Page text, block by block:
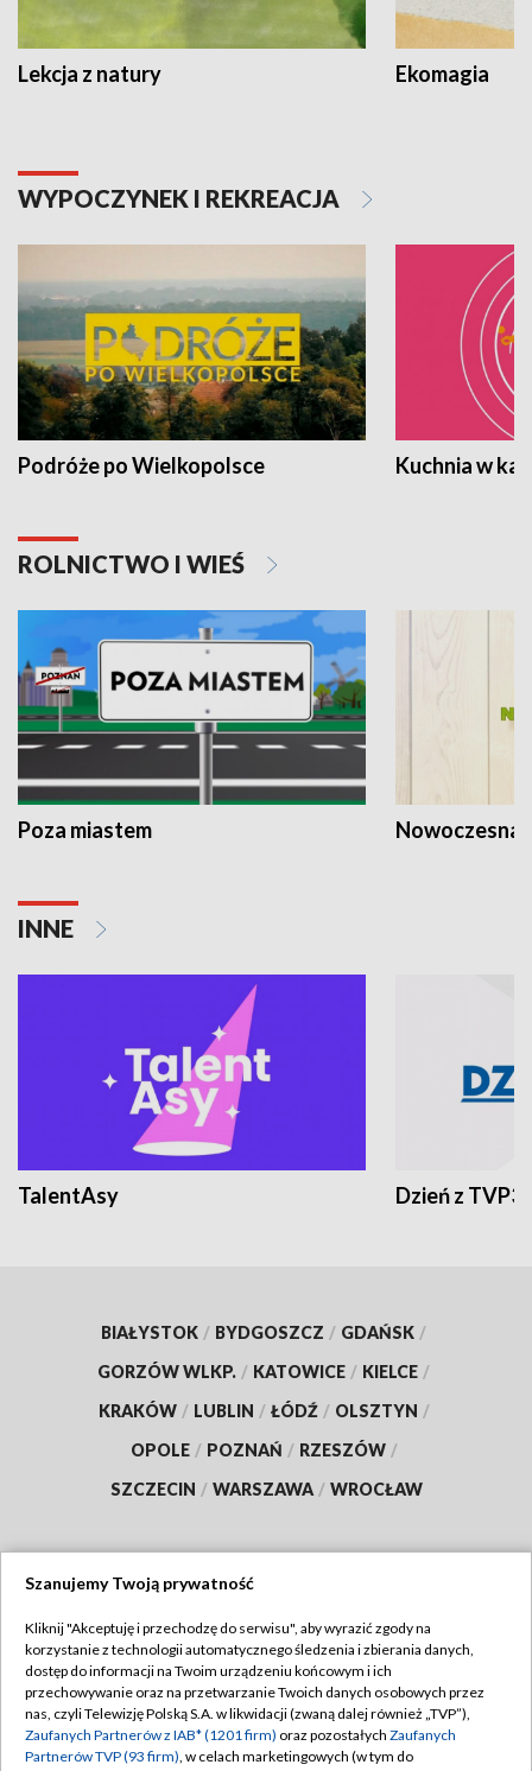
Lekcja z natury Ekomagia
WYPOCZYNEK I REKREACJA
Podróże po Wielkopolsce Kuchnia w
ROLNICTWO I WIEŚ
Poza miastem Nowoczesna
INNE
TalentAsy Dzień z TVP3
BIAŁYSTOK / BYDGOSZCZ / GDAŃSK /
GORZÓW WLKP. / KATOWICE / KIELCE /
KRAKÓW / LUBLIN / ŁÓDŹ / OLSZTYN /
OPOLE / POZNAŃ / RZESZÓW /
SZCZECIN / WARSZAWA / WROCŁAW
TVP
Abonament TVP
Emisja w TVP
Regulamin TVP
Polityka prywatności
Szanujemy Twoją prywatność
Kliknij "Akceptuję i przechodzę do serwisu", aby wyrazić zgody na
korzystanie z technologii automatycznego śledzenia i zbierania danych,
dostęp do informacji na Twoim urządzeniu końcowym i ich
przechowywanie oraz na przetwarzanie Twoich danych osobowych przez
nas, czyli Telewizję Polską S.A. w likwidacji (zwaną dalej również „TVP”),
Zaufanych Partnerów z IAB* (1201 firm) oraz pozostałych Zaufanych
Partnerów TVP (93 firm), w celach marketingowych (w tym do